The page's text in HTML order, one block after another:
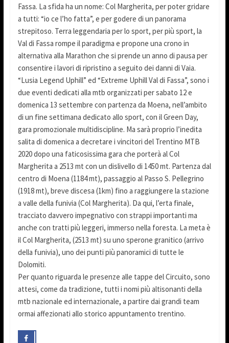
Fassa. La sfida ha un nome: Col Margherita, per poter gridare
a tutti: “io ce l’ho fatta”, e per godere di un panorama
strepitoso. Terra leggendaria per lo sport, per più sport, la
Val di Fassa rompe il paradigma e propone una crono in
alternativa alla Marathon che si prende un anno di pausa per
consentire i lavori di ripristino a seguito dei danni di Vaia.
“Lusia Legend Uphill” ed “Extreme Uphill Val di Fassa”, sono i
due eventi dedicati alla mtb organizzati per sabato 12 e
domenica 13 settembre con partenza da Moena, nell’ambito
di un fine settimana dedicato allo sport, con il Green Day,
gara promozionale multidiscipline. Ma sarà proprio l’inedita
salita di domenica a decretare i vincitori del Trentino MTB
2020 dopo una faticosissima gara che porterà al Col
Margherita a 2513 mt con un dislivello di 1450 mt. Partenza dal
centro di Moena (1184 mt), passaggio al Passo S. Pellegrino
(1918 mt), breve discesa (1km) fino a raggiungere la stazione
a valle della funivia (Col Margherita). Da qui, l’erta finale,
tracciato davvero impegnativo con strappi importanti ma
anche con tratti più leggeri, immerso nella foresta. La meta è
il Col Margherita, (2513 mt) su uno sperone granitico (arrivo
della funivia), uno dei punti più panoramici di tutte le
Dolomiti.
Per quanto riguarda le presenze alle tappe del Circuito, sono
attesi, come da tradizione, tutti i nomi più altisonanti della
mtb nazionale ed internazionale, a partire dai grandi team
ormai affezionati allo storico appuntamento trentino.